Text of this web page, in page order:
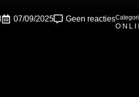
07/09/2025 Geen reacties